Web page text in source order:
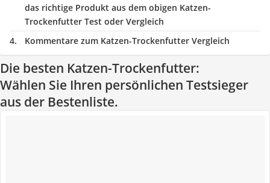
das richtige Produkt aus dem obigen Katzen-
Trockenfutter Test oder Vergleich
Kommentare zum Katzen-Trockenfutter Vergleich
Die besten Katzen-Trockenfutter:
Wählen Sie Ihren persönlichen Testsieger
aus der Bestenliste.